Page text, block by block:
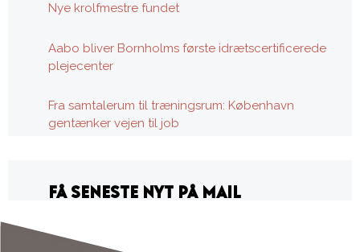
Nye krolfmestre fundet
Aabo bliver Bornholms første idrætscertificerede
plejecenter
Fra samtalerum til træningsrum: København
gentænker vejen til job
FÅ SENESTE NYT PÅ MAIL